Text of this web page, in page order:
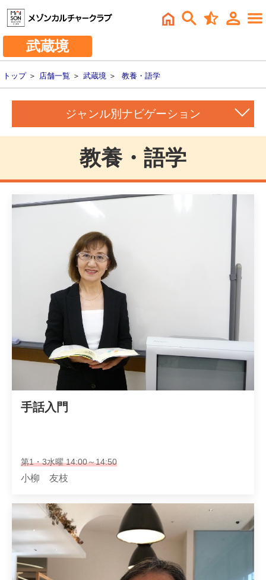
武蔵境
トップ＞ 店舗一覧 ＞ 武蔵境 ＞ 教養・語学
ジャンル別ナビゲーション
教養・語学
手話入門
第1・3水曜 14:00～14:50
小柳 友枝